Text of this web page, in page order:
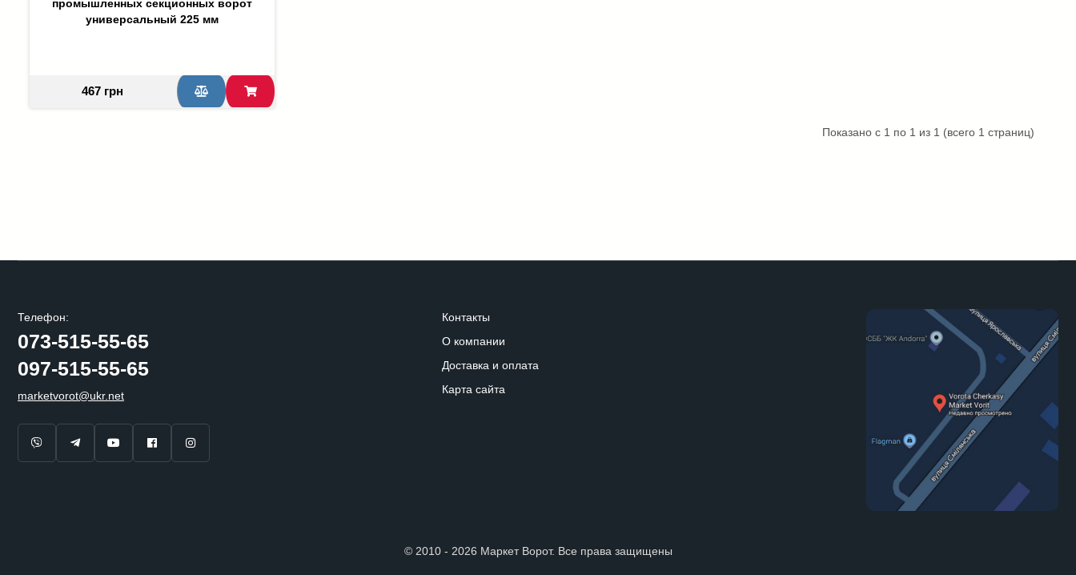
промышленных секционных ворот
универсальный 225 мм
467 грн
Показано с 1 по 1 из 1 (всего 1 страниц)
Телефон:
073-515-55-65
097-515-55-65
marketvorot@ukr.net
Контакты
О компании
Доставка и оплата
Карта сайта
© 2010 - 2026 Маркет Ворот. Все права защищены